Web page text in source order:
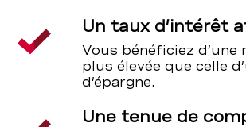
Un taux d’intérêt
Vous bénéficiez d’une
plus élevée que celle
d’épargne.
Une tenue de